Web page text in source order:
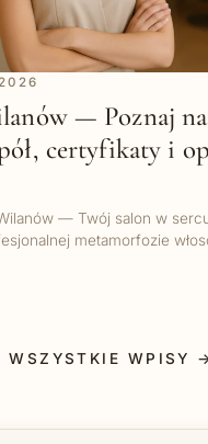
— Poznaj
certyfikaty i
— Twój salon w
metamorfozie
WSZYSTKIE WPISY